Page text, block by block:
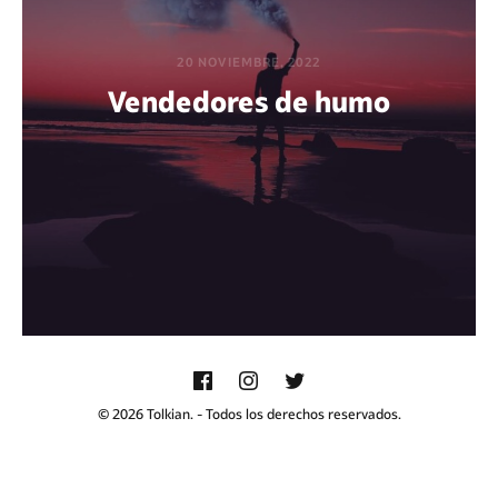
20 NOVIEMBRE, 2022
Vendedores de humo
POR BEATRIZ AZAÑEDO
© 2026 Tolkian. - Todos los derechos reservados.